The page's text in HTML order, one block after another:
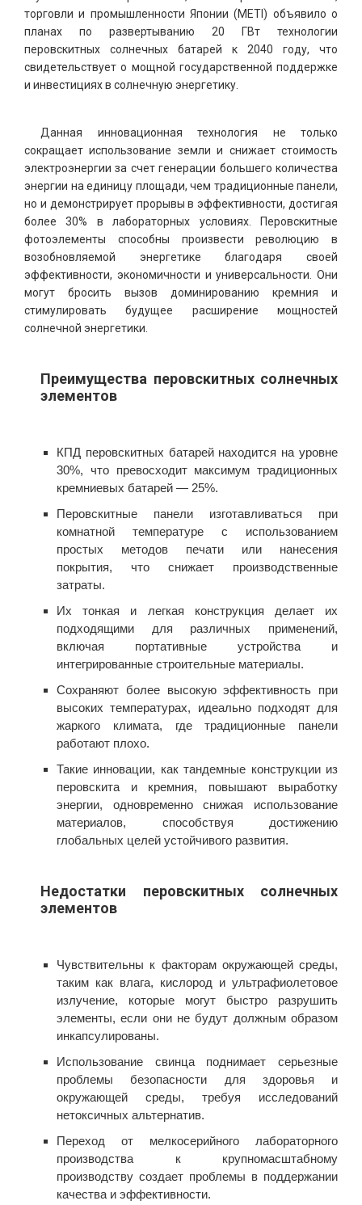
торговли и промышленности Японии (METI) объявило о
планах по развертыванию 20 ГВт технологии
перовскитных солнечных батарей к 2040 году, что
свидетельствует о мощной государственной поддержке
и инвестициях в солнечную энергетику.
Данная инновационная технология не только
сокращает использование земли и снижает стоимость
электроэнергии за счет генерации большего количества
энергии на единицу площади, чем традиционные панели,
но и демонстрирует прорывы в эффективности, достигая
более 30% в лабораторных условиях. Перовскитные
фотоэлементы способны произвести революцию в
возобновляемой энергетике благодаря своей
эффективности, экономичности и универсальности. Они
могут бросить вызов доминированию кремния и
стимулировать будущее расширение мощностей
солнечной энергетики.
Преимущества перовскитных солнечных
элементов
КПД перовскитных батарей находится на уровне
30%, что превосходит максимум традиционных
кремниевых батарей — 25%.
Перовскитные панели изготавливаться при
комнатной температуре с использованием
простых методов печати или нанесения
покрытия, что снижает производственные
затраты.
Их тонкая и легкая конструкция делает их
подходящими для различных применений,
включая портативные устройства и
интегрированные строительные материалы.
Сохраняют более высокую эффективность при
высоких температурах, идеально подходят для
жаркого климата, где традиционные панели
работают плохо.
Такие инновации, как тандемные конструкции из
перовскита и кремния, повышают выработку
энергии, одновременно снижая использование
материалов, способствуя достижению
глобальных целей устойчивого развития.
Недостатки перовскитных солнечных
элементов
Чувствительны к факторам окружающей среды,
таким как влага, кислород и ультрафиолетовое
излучение, которые могут быстро разрушить
элементы, если они не будут должным образом
инкапсулированы.
Использование свинца поднимает серьезные
проблемы безопасности для здоровья и
окружающей среды, требуя исследований
нетоксичных альтернатив.
Переход от мелкосерийного лабораторного
производства к крупномасштабному
производству создает проблемы в поддержании
качества и эффективности.